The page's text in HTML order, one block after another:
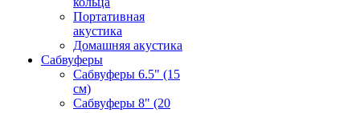
Портативная
акустика
Домашняя акустика
Сабвуферы
Сабвуферы 6.5" (15
см)
Сабвуферы 8" (20